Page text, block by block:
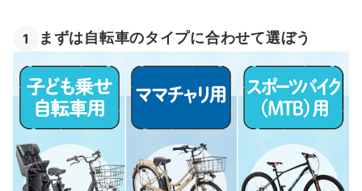
1 まずは自転車のタイプに合わせて選ぼう